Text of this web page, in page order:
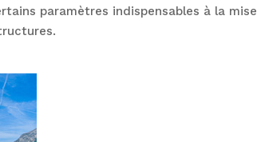
paramètres indispensables à la